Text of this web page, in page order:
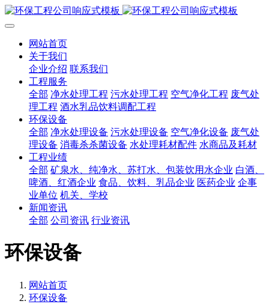
网站首页
关于我们
企业介绍 联系我们
工程服务
全部 净水处理工程 污水处理工程 空气净化工程 废气处
理工程 酒水乳品饮料调配工程
环保设备
全部 净水处理设备 污水处理设备 空气净化设备 废气处
理设备 消毒杀杀菌设备 水处理耗材配件 水商品及耗材
工程业绩
全部 矿泉水、纯净水、苏打水、包装饮用水企业 白酒、
啤酒、红酒企业 食品、饮料、乳品企业 医药企业 企事
业单位 机关、学校
新闻资讯
全部 公司资讯 行业资讯
环保设备
网站首页
环保设备